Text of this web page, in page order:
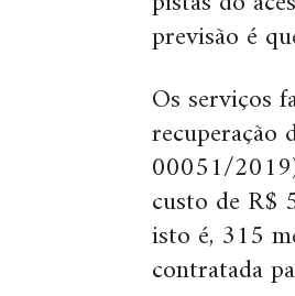
previsão é
Os serviços
recuperação
00051/
custo de R$
isto é, 315
contratada